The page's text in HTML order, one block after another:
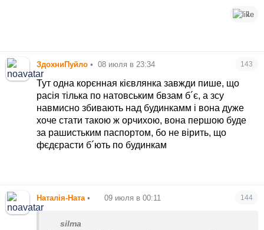
1
ЗдохниПуйло • 08 июля в 23:34 143
Тут одна корєнная кієвлянка завжди пише, що
расія тілька по натовським бвзам б´є, а зсу
навмисно збивають над будинкамм і вона дуже
хоче стати такою ж орчихою, вона першою буде
за рашистьким паспортом, бо не вірить, що
фєдєрасти б´ють по будинкам
Наталія-Ната • 09 июля в 00:11 144
silma